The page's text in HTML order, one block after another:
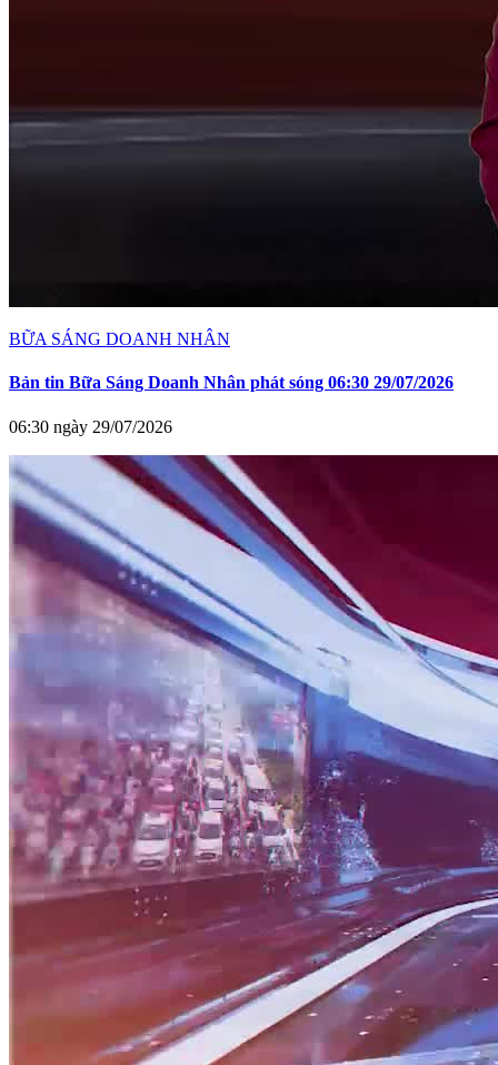
BỮA SÁNG DOANH NHÂN
Bản tin Bữa Sáng Doanh Nhân phát sóng 06:30 29/07/2026
06:30 ngày 29/07/2026